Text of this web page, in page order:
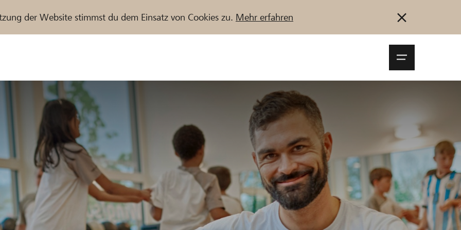
der Website stimmst du dem Einsatz von Cookies zu. Mehr erfahren
/ Raiffeisenbank Anmelden
Jetzt starten